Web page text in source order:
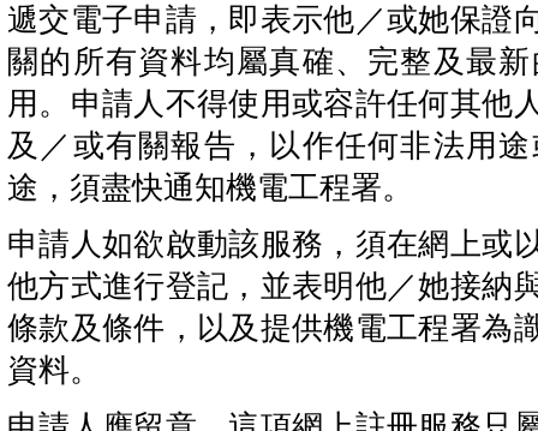
遞交電子申請，即表示他／或她保證
關的所有資料均屬真確、完整及最
用。申請人不得使用或容許任何其他
及／或有關報告，以作任何非法用
途，須盡快通知機電工程署。
申請人如欲啟動該服務，須在網上或
他方式進行登記，並表明他／她接納
條款及條件，以及提供機電工程署為
資料。